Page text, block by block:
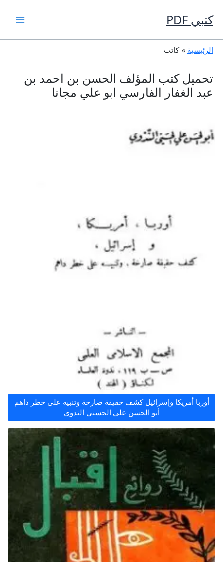
إلى
المحتوى
كتبي PDF
الرئيسية كاتب
تحميل كتب المؤلف الحسن بن احمد بن
عبد الغفار الفارسي ابو علي مجانا
أوربا أمريكا وإسرائيل كشف حقيقة صارخة وتنبيه على خطر داهم
أبو الحسن علي الحسني الندوي